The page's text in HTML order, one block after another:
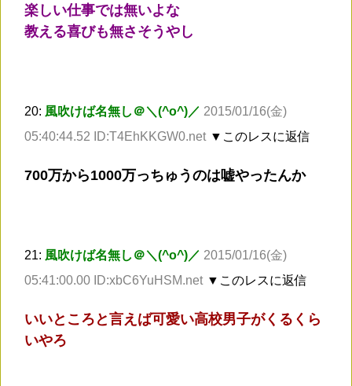
楽しい仕事では無いよな
教える喜びも無さそうやし
20: 風吹けば名無し＠＼(^o^)／ 2015/01/16(金)
05:40:44.52 ID:T4EhKKGW0.net ▼このレスに返信
700万から1000万っちゅうのは嘘やったんか
21: 風吹けば名無し＠＼(^o^)／ 2015/01/16(金)
05:41:00.00 ID:xbC6YuHSM.net ▼このレスに返信
いいところと言えば可愛い高校男子がくるくら
いやろ